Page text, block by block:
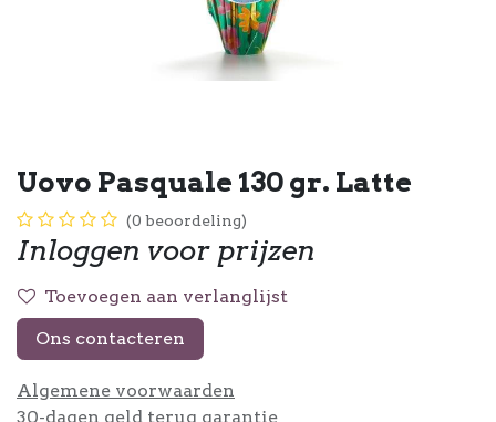
Uovo Pasquale 130 gr. Latte
(0 beoordeling)
Inloggen voor prijzen
Toevoegen aan verlanglijst
Ons contacteren
Algemene voorwaarden
30-dagen geld terug garantie